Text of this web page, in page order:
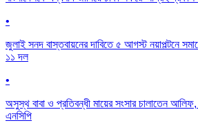
•
জুলাই সনদ বাস্তবায়নের দাবিতে ৫ আগস্ট নয়াপল্টনে
১১ দল
•
অসুস্থ বাবা ও প্রতিবন্ধী মায়ের সংসার চালাতেন
এনসিপি